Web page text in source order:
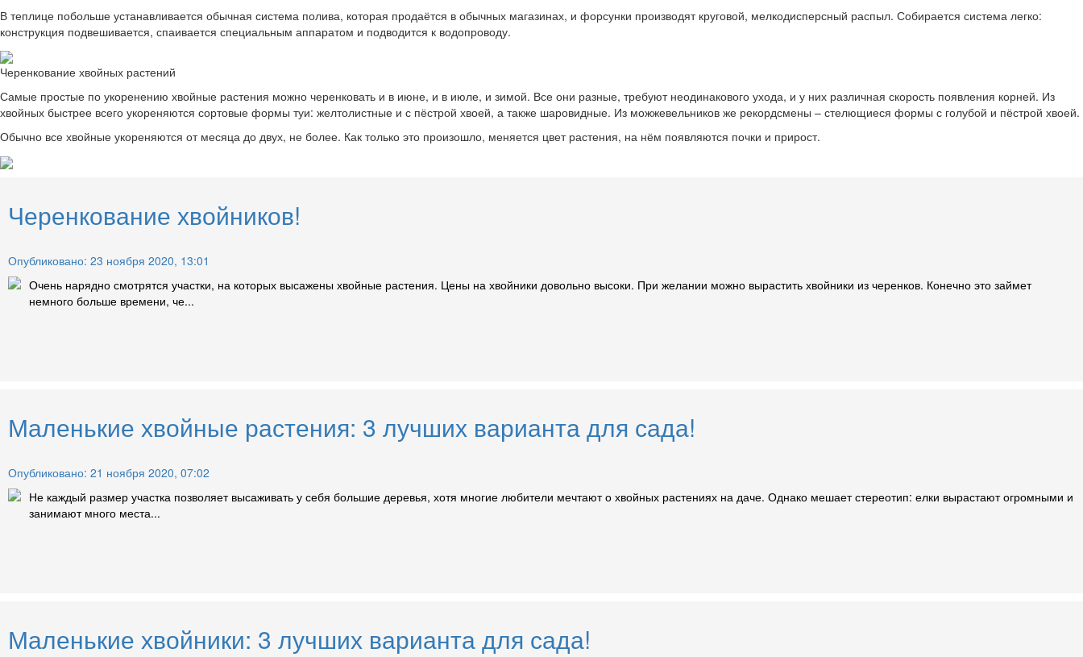
В теплице побольше устанавливается обычная система полива, которая продаётся в обычных магазинах, и форсунки производят круговой, мелкодисперсный распыл. Собирается система легко:
конструкция подвешивается, спаивается специальным аппаратом и подводится к водопроводу.
Черенкование хвойных растений
Самые простые по укоренению хвойные растения можно черенковать и в июне, и в июле, и зимой. Все они разные, требуют неодинакового ухода, и у них различная скорость появления корней. Из
хвойных быстрее всего укореняются сортовые формы туи: желтолистные и с пёстрой хвоей, а также шаровидные. Из можжевельников же рекордсмены – стелющиеся формы с голубой и пёстрой хвоей.
Обычно все хвойные укореняются от месяца до двух, не более. Как только это произошло, меняется цвет растения, на нём появляются почки и прирост.
Черенкование хвойников!
Опубликовано: 23 ноября 2020, 13:01
Очень нарядно смотрятся участки, на которых высажены хвойные растения. Цены на хвойники довольно высоки. При желании можно вырастить хвойники из черенков. Конечно это займет
немного больше времени, че...
Маленькие хвойные растения: 3 лучших варианта для сада!
Опубликовано: 21 ноября 2020, 07:02
Не каждый размер участка позволяет высаживать у себя большие деревья, хотя многие любители мечтают о хвойных растениях на даче. Однако мешает стереотип: елки вырастают огромными и
занимают много места...
Маленькие хвойники: 3 лучших варианта для сада!